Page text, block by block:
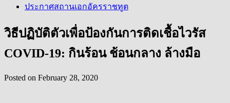
ประกาศสถานเอกอัครราชทูต
วิธีปฏิบัติตัวเพื่อป้องกันการติดเชื้อไวรัส
COVID-19: กินร้อน ช้อนกลาง ล้างมือ
Posted on February 28, 2020